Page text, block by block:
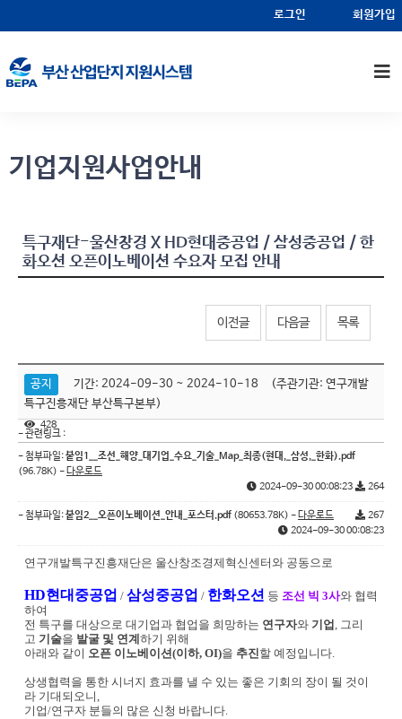
회원가입
로그인
알림마당 기업지원사업안내
기업지원사업안내
특구재단-울산창경 X HD현대중공업 / 삼성중공업 / 한
화오션 오픈이노베이션 수요자 모집 안내
이전글 다음글 목록
공지
기간: 2024-09-30 ~ 2024-10-18 (주관기관: 연구개발
특구진흥재단 부산특구본부)
428
- 관련링크 :
- 첨부파일:붙임1__조선_해양_대기업_수요_기술_Map_최종(현대,_삼성,_한화).pdf
(96.78K) -다운로드
264
2024-09-30 00:08:23
- 첨부파일:붙임2__오픈이노베이션_안내_포스터.pdf (80653.78K) -다운로드
267
2024-09-30 00:08:23
연구개발특구진흥재단은 울산창조경제혁신센터와 공동으로
HD현대중공업 / 삼성중공업 / 한화오션 등 조선 빅 3사와 협력
하여
전 특구를 대상으로 대기업과 협업을 희망하는 연구자와 기업 , 그리
고 기술을 발굴 및 연계 하기 위해
아래와 같이 오픈 이노베이션(이하, OI)을 추진할 예정입니다.
상생협력을 통한 시너지 효과를 낼 수 있는 좋은 기회의 장이 될 것이
라 기대되오니,
기업/연구자 분들의 많은 신청 바랍니다.